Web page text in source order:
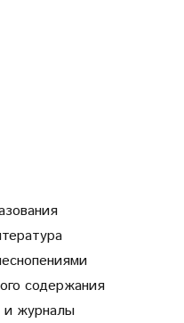
содержания
и журналы